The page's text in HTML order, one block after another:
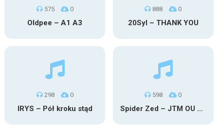
575 0
Oldpee – A1 A3
888 0
20Syl – THANK YOU
298 0
IRYS – Pół kroku stąd
598 0
Spider Zed – JTM OU TG